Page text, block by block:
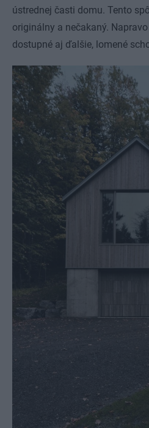
ústrednej časti domu. Tento
originálny a nečakaný.
dostupné aj ďalšie, lomené